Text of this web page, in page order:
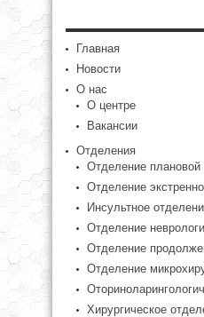
Главная
Новости
О нас
О центре
Вакансии
Отделения
Отделение плановой
Отделение
Инсультное
Отделение
Отделение
Отделение
Хирургическое